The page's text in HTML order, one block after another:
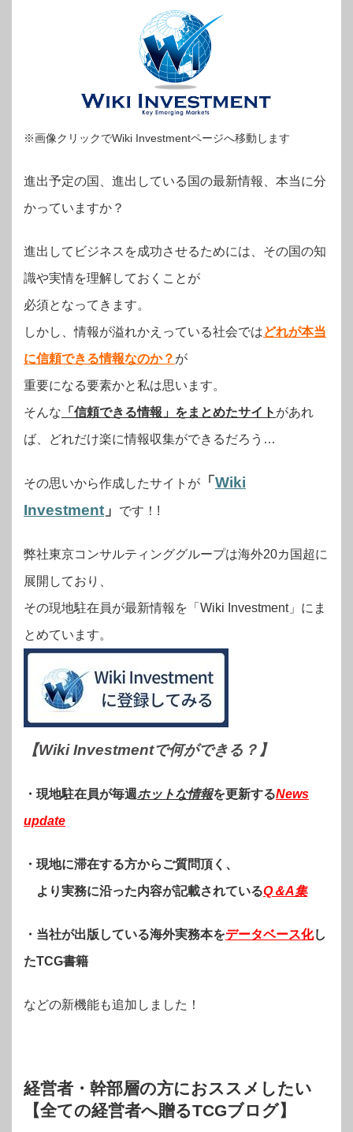
※画像クリックでWiki Investmentページへ移動します
進出予定の国、進出している国の最新情報、本当に分
かっていますか？
進出してビジネスを成功させるためには、その国の知
識や実情を理解しておくことが
必須となってきます。
しかし、情報が溢れかえっている社会ではどれが本当
に信頼できる情報なのか？ が
重要になる要素かと私は思います。
そんな 「信頼できる情報」をまとめたサイト があれ
ば、どれだけ楽に情報収集ができるだろう…
その思いから作成したサイトが 「 Wiki
Investment 」 です！!
弊社東京コンサルティンググループは海外20カ国超に
展開しており、
その現地駐在員が最新情報を「Wiki Investment」にま
とめています。
【Wiki Investmentで何ができる？ 】
・現地駐在員が毎週ホットな情報を更新するNews
update
・現地に滞在する方からご質問頂く、
より実務に沿った内容が記載されているQ＆A集
・当社が出版している海外実務本をデータベース化し
たTCG書籍
などの新機能も追加しました！
経営者・幹部層の方におススメしたい
【全ての経営者へ贈るTCGブログ】